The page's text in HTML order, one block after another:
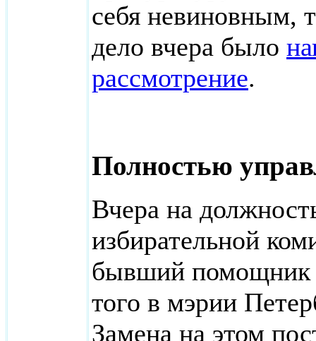
себя невиновным,
дело вчера было
рассмотрение.
Полностью
Вчера на
избирательной
бывший помощник
того в мэрии
Замена на этом